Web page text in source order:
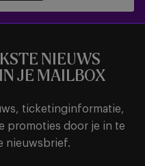
NIEUWS
JE MAILBOX
ticketinginformatie,
promoties door je in te
nieuwsbrief.